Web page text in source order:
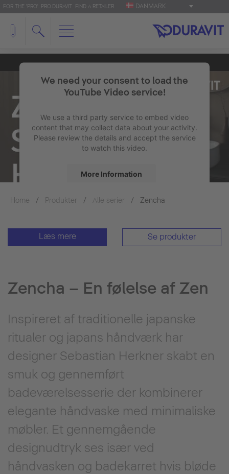
FOR THE 'PRO': PRO.DURAVIT FIND A RETAILER DANMARK
We need your consent to load the
YouTube Video service!
We use a third party service to embed video
content that may collect data about your activity.
Please review the details and accept the service
to watch this video.
More Information
Accept
Home Produkter Alle serier Zencha
Læs mere Se produkter
Zencha – En følelse af Zen
Inspireret af traditionelle japanske
ritualer og japans håndværk har
designer Sebastian Herkner skabt en
smuk og gennemført
badeværelsesserie der kombinerer
elegante håndvaske med minimaliske
møbler. Et gennemgående
designudtryk ses især ved
håndvasken og badekarret hvis bløde